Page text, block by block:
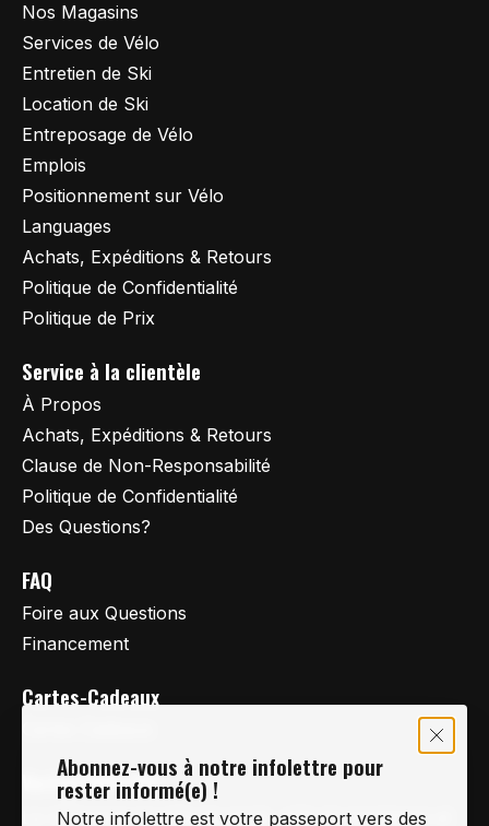
Nos Magasins
Services de Vélo
Entretien de Ski
Location de Ski
Entreposage de Vélo
Emplois
Positionnement sur Vélo
Languages
Achats, Expéditions & Retours
Politique de Confidentialité
Politique de Prix
Service à la clientèle
À Propos
Achats, Expéditions & Retours
Clause de Non-Responsabilité
Politique de Confidentialité
Des Questions?
FAQ
Foire aux Questions
Financement
Cartes-Cadeaux
Vertige Vélo Ski
La référence en vélo de route, vélo de montagne et
Abonnez-vous à notre infolettre pour
rester informé(e) !
Notre infolettre est votre passeport vers des